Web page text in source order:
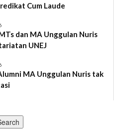
Cum Laude
dan MA Unggulan Nuris
UNEJ
MA Unggulan Nuris tak